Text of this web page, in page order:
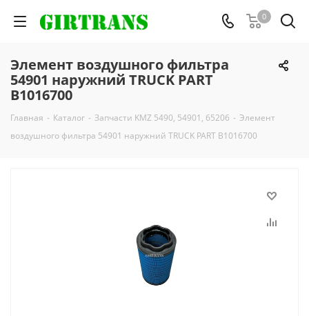
0
Элемент воздушного фильтра
54901 наружний TRUCK PART
B1016700
Главная - Каталог - Запчасти KMZ 5490, 54901, 65206 - Элемент
воздушного фильтра 54901 наружний TRUCK PART B1016700